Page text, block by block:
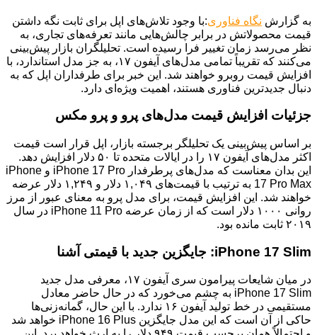
به گزارش نگاه فناوری:با وجود تلاش‌های اپل برای ثابت نگه داشتن
قیمت محصولاتش در برابر چالش‌هایی مانند تعرفه‌های تجاری، به
نظر می‌رسد زمان تغییر فرا رسیده است. تحلیلگران بازار پیش‌بینی
می‌کنند که تقریباً تمامی مدل‌های آیفون ۱۷، به جز مدل استاندارد، با
افزایش قیمت روبرو خواهند شد. این خبر برای طرفداران اپل که به
دنبال جدیدترین فناوری هستند، اهمیت ویژه‌ای دارد.
جزئیات افزایش قیمت مدل‌های پرو و پرو مکس
بر اساس پیش‌بینی یک تحلیلگر برجسته بازار، اپل قرار است قیمت
اکثر مدل‌های آیفون ۱۷ را در ایالات متحده تا ۵۰ دلار افزایش دهد.
این بدان معناست که مدل‌های پرطرفدار iPhone 17 Pro و iPhone
17 Pro Max به ترتیب با قیمت‌های ۱,۰۴۹ دلار و ۱,۲۴۹ دلار عرضه
خواهند شد. این افزایش قیمت، برای مدل پرو به معنای عبور از مرز
روانی ۱۰۰۰ دلار است که از زمان عرضه iPhone 11 Pro در سال
۲۰۱۹ ثابت مانده بود.
iPhone 17 Slim: جایگزین جدید با قیمتی آشنا
در میان شایعات پیرامون سری آیفون ۱۷، معرفی مدل جدید
iPhone 17 Slim به چشم می‌خورد که در حال حاضر معادل
مستقیمی در خط تولید آیفون ۱۶ ندارد. با این حال، گمانه‌زنی‌ها
حاکی از آن است که این مدل جایگزین iPhone 16 Plus خواهد شد